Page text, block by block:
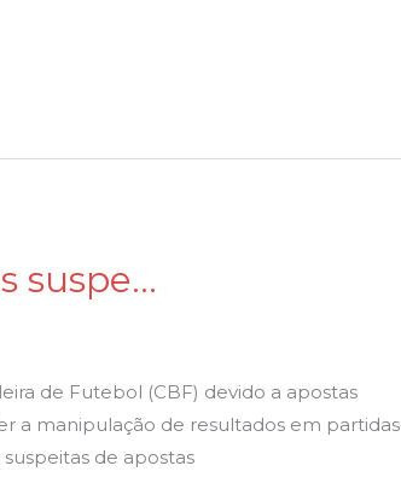
suspe…
de Futebol (CBF) devido a apostas
a manipulação de resultados em partidas
de apostas